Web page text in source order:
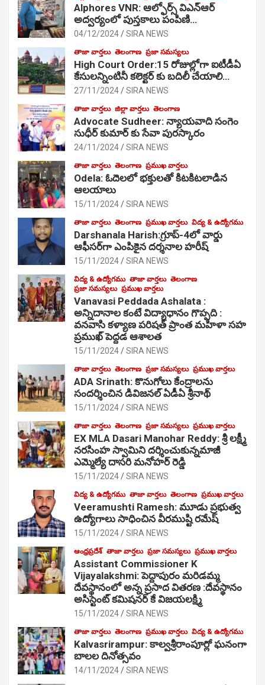
Alphores VNR: ఆల్ఫోర్స్ విఎన్ఆర్
అద్వర్యంలో పుస్తకాలు పంపిణి…
04/12/2024 SIRA NEWS
తాజా వార్తలు తెలంగాణ ప్రజా సమస్యలు
High Court Order:15 రోజుల్లోగా ఐటీడీఏ
కేసులన్నింటినీ కలెక్టర్ కు బదిలీ చేయాలి…
27/11/2024 SIRA NEWS
తాజా వార్తలు జిల్లా వార్తలు తెలంగాణ
Advocate Sudheer: న్యాయవాది సంగెం
సుధీర్ కుమార్ కు సేవా పురస్కారం
24/11/2024 SIRA NEWS
తాజా వార్తలు తెలంగాణ ప్రముఖ వార్తలు
Odela: ఓదెల‌లో భక్తులతో కిటకిటలాడిన
ఆల‌యాలు
15/11/2024 SIRA NEWS
తాజా వార్తలు తెలంగాణ ప్రముఖ వార్తలు విద్య & ఉద్యోగము
Darshanala Harish:గ్రూప్-4లో వార్డు
ఆఫీసర్‌గా ఎంపికైన దర్శనాల హరీష్
15/11/2024 SIRA NEWS
విద్య & ఉద్యోగము తాజా వార్తలు తెలంగాణ
ప్రజా సమస్యలు ప్రముఖ వార్తలు
Vanavasi Peddada Ashalata :
అన్నిదానాల కంటే విద్యాధానం గొప్పది :
వనవాసి కళ్యాణ పరిషత్ ప్రాంత మహిళా సహ
ప్రముఖ్ పెద్దడ ఆశాలత
15/11/2024 SIRA NEWS
తాజా వార్తలు తెలంగాణ ప్రజా సమస్యలు ప్రముఖ వార్తలు
ADA Srinath: కొనుగోలు కేంద్రాల‌ను
సంద‌ర్శించిన డివిజనల్ ఏడీఏ శ్రీనాథ్
15/11/2024 SIRA NEWS
తాజా వార్తలు తెలంగాణ ప్రజా సమస్యలు ప్రముఖ వార్తలు
EX MLA Dasari Manohar Reddy: శ్రీ లక్ష్మీ
నరసింహ స్వామిని దర్శించుకున్నమాజీ
ఎమ్మెల్యే దాసరి మనోహర్ రెడ్డి
15/11/2024 SIRA NEWS
విద్య & ఉద్యోగము తాజా వార్తలు తెలంగాణ ప్రముఖ వార్తలు
Veeramushti Ramesh: మూడు ప్రభుత్వ
ఉద్యోగాలు సాధించిన వీరముష్టి రమేష్
15/11/2024 SIRA NEWS
ఆంధ్రప్రదేశ్ తాజా వార్తలు ప్రజా సమస్యలు ప్రముఖ వార్తలు
Assistant Commissioner K
Vijayalakshmi: పెద్దాపురం మరిడమ్మ
దేవస్థానంలో అన్న ప్రసాద వితరణ :దేవస్థానం
అసిస్టెంట్ కమిషనర్ కే విజయలక్ష్మి
15/11/2024 SIRA NEWS
తాజా వార్తలు తెలంగాణ ప్రముఖ వార్తలు విద్య & ఉద్యోగము
Kalvasrirampur: కాల్వశ్రీరాంపూర్లో ఘనంగా
బాలల దినోత్సవం
14/11/2024 SIRA NEWS